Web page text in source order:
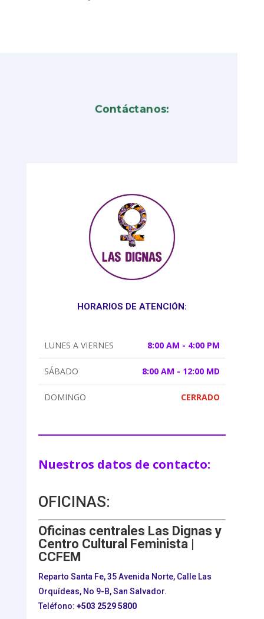
Contáctanos:
HORARIOS DE ATENCIÓN:
LUNES A VIERNES 8:00 AM - 4:00 PM
SÁBADO 8:00 AM - 12:00 MD
DOMINGO CERRADO
Nuestros datos de contacto:
OFICINAS:
Oficinas centrales Las Dignas y
Centro Cultural Feminista |
CCFEM
Reparto Santa Fe, 35 Avenida Norte, Calle Las
Orquídeas, No 9-B, San Salvador.
Teléfono: +503 2529 5800